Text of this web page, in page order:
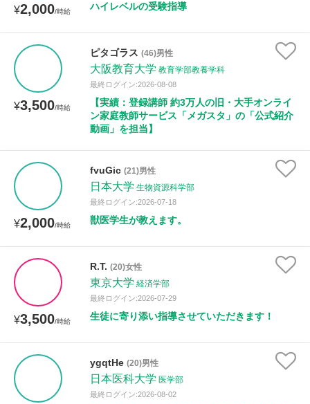
¥2,000/時給 ハイレベルの受験指導
¥3,500/時給
ピタゴラス (46)男性
大阪教育大学 教育学部教養学科
最終ログイン:2026-08-08
【実績：登録講師 約3万人の旧・大手オンライ
ン家庭教師サービス「メガスタ」の「公式紹介
動画」を担当】
¥2,000/時給
fvuGic (21)男性
日本大学 生物資源科学部
最終ログイン:2026-07-18
獣医学生が教えます。
¥3,500/時給
R.T. (20)女性
東京大学 経済学部
最終ログイン:2026-07-29
生徒に寄り添い指導させていただきます！
ygqtHe (20)男性
日本医科大学 医学部
最終ログイン:2026-08-02